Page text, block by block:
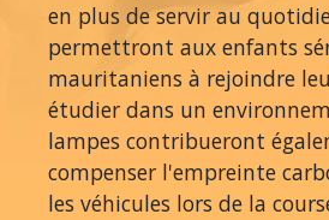
en plus de servir au
permettront aux enfants
mauritaniens à rejoindre
étudier dans un
lampes contribueront
compenser l'empreinte
les véhicules lors de la